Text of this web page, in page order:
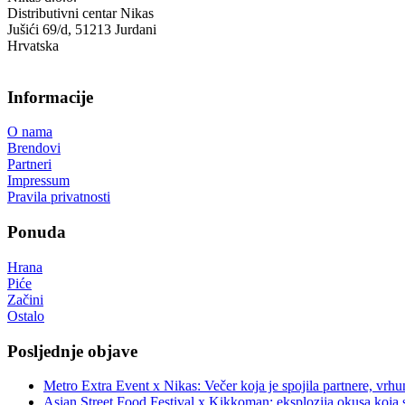
Distributivni centar Nikas
Jušići 69/d, 51213 Jurdani
Hrvatska
Informacije
O nama
Brendovi
Partneri
Impressum
Pravila privatnosti
Ponuda
Hrana
Piće
Začini
Ostalo
Posljednje objave
Metro Extra Event x Nikas: Večer koja je spojila partnere,